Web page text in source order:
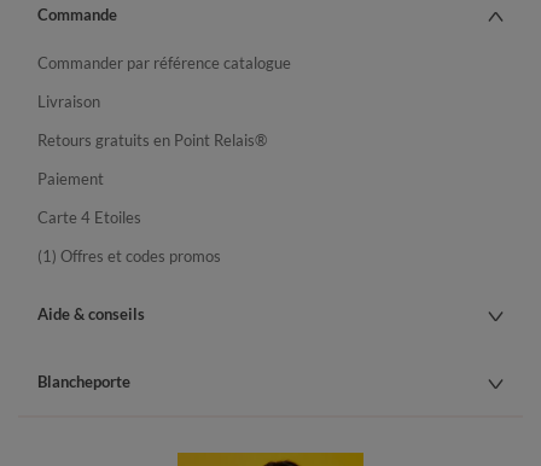
Commande
Commander par référence catalogue
Livraison
Retours gratuits en Point Relais®
Paiement
Carte 4 Etoiles
(1) Offres et codes promos
Aide & conseils
Blancheporte